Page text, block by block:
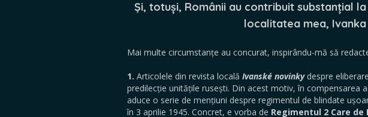
Și, totuși, Românii au contribuit substanțial
localitatea mea,
Mai multe circumstanțe au concurat, inspirându-mă să
1. Articolele din revista locală Ivanské novinkydespre
predilecție unitățile rusești. Din acest motiv, în compensarea
aduce o serie de mențiuni despre regimentul de blindate
în 3 aprilie 1945. Concret, e vorba de Regimentul 2 Care de